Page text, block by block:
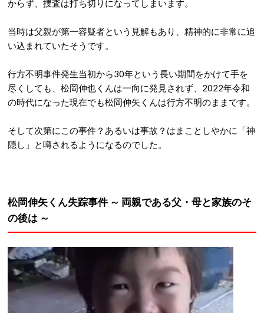
からず、捜査は打ち切りになってしまいます。
当時は父親が第一容疑者という見解もあり、精神的に非常に追
い込まれていたそうです。
行方不明事件発生当初から30年という長い期間をかけて手を
尽くしても、松岡伸也くんは一向に発見されず、2022年令和
の時代になった現在でも松岡伸矢くんは行方不明のままです。
そして次第にこの事件？あるいは事故？はまことしやかに「神
隠し」と噂されるようになるのでした。
松岡伸矢くん失踪事件 ～ 両親である父・母と家族のそ
の後は ～